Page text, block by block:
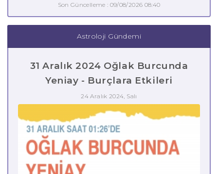
Son Güncelleme : 09/08/2026 08:40
Astroloji Gündemi
31 Aralık 2024 Oğlak Burcunda
Yeniay - Burçlara Etkileri
24 Aralık 2024, Salı